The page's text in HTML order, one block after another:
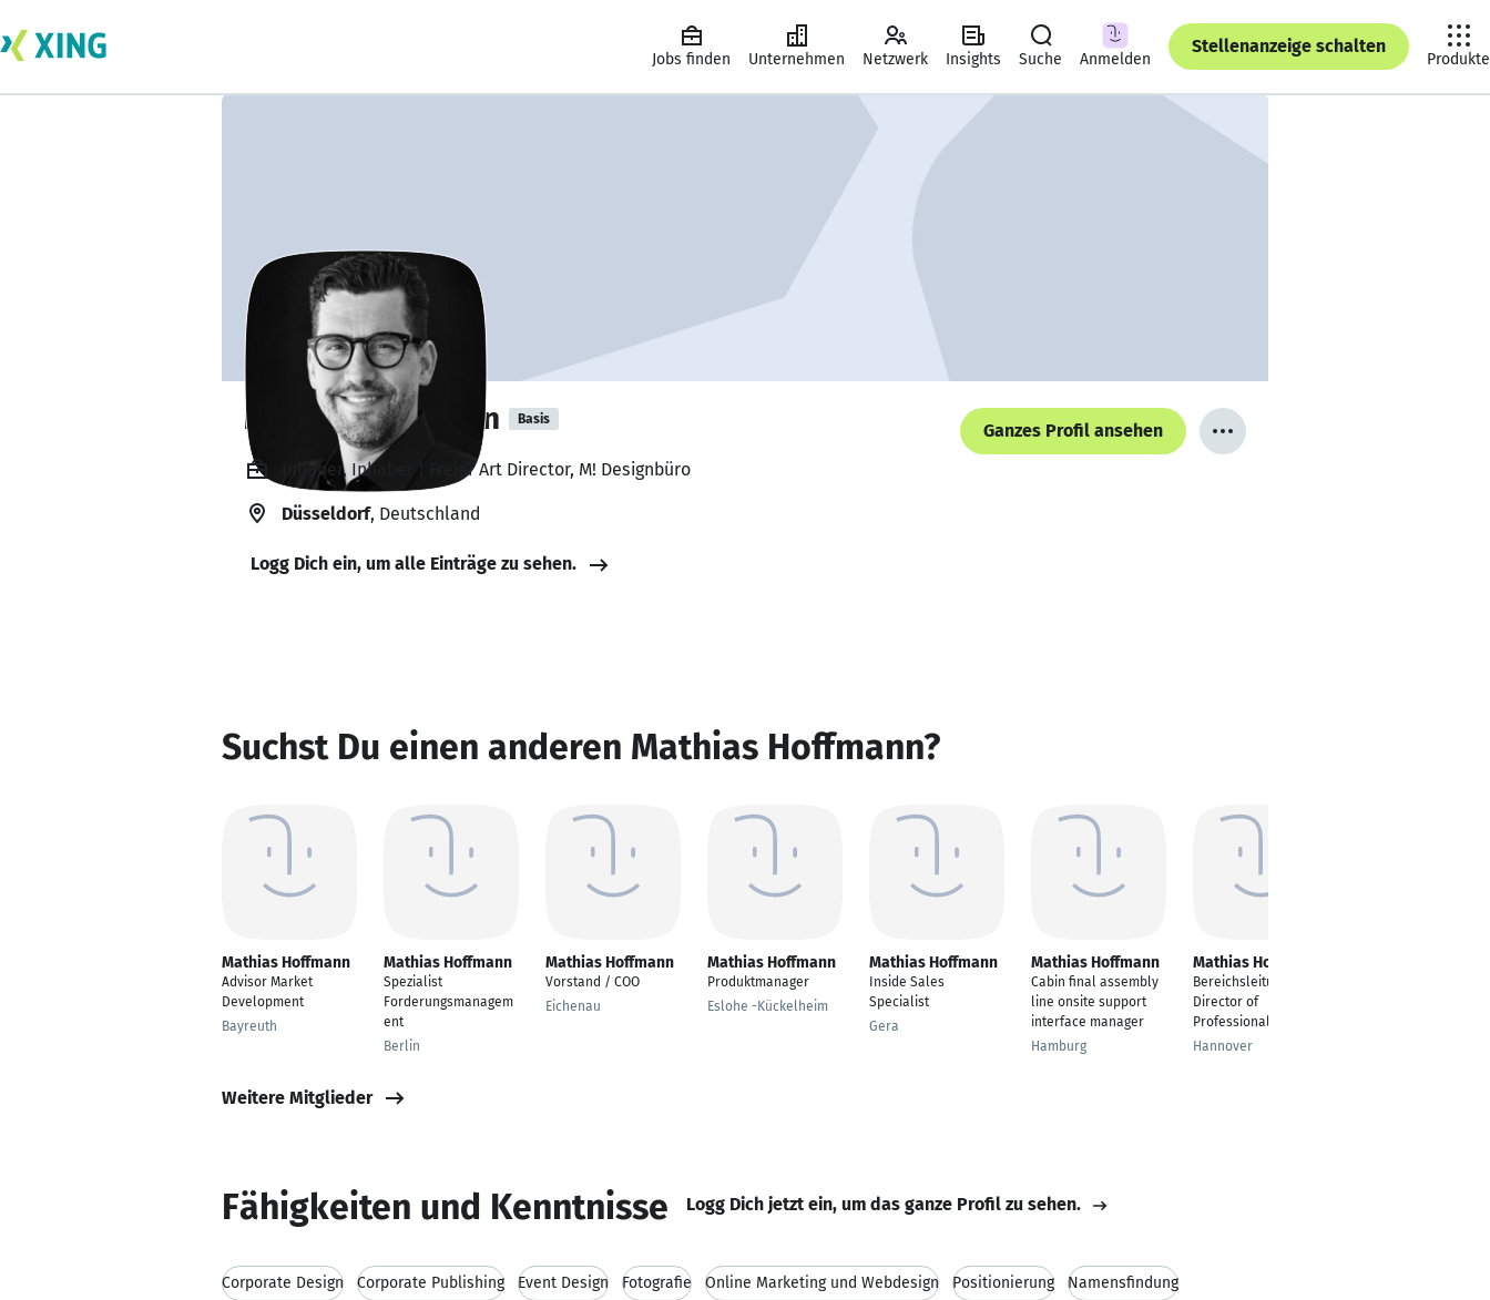
Jobs finden Unternehmen Netzwerk Insights Suche Anmelden
Stellenanzeige schalten
Produkte
Mathias Hoffmann Basis
Ganzes Profil ansehen
Inhaber, Inhaber | Freier Art Director, M! Designbüro
Düsseldorf, Deutschland
Logg Dich ein, um alle Einträge zu sehen.
Suchst Du einen anderen Mathias Hoffmann?
Mathias Hoffmann
Advisor Market
Development
Bayreuth
Mathias Hoffmann
Spezialist
Forderungsmanagem
ent
Berlin
Mathias Hoffmann
Vorstand / COO
Eichenau
Mathias Hoffmann
Produktmanager
Eslohe -Kückelheim
Mathias Hoffmann
Inside Sales
Specialist
Gera
Mathias Hoffmann
Cabin final assembly
line onsite support
interface manager
Hamburg
Mathias Hoffmann
Bereichsleitung /
Director of
Professional Services
Hannover
Weitere Mitglieder
Fähigkeiten und Kenntnisse Logg Dich jetzt ein, um das ganze Profil zu sehen.
Corporate Design Corporate Publishing Event Design Fotografie Online Marketing und Webdesign Positionierung Namensfindung